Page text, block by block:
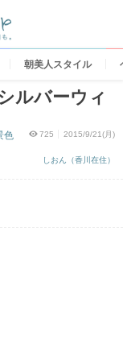
朝美人スタイル
ルバーウィ
725 2015/9/21(月)
しおん（香川在住）
色